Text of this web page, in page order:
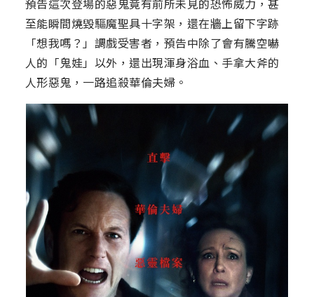
預告這次登場的惡鬼竟有前所未見的恐怖威力，甚
至能瞬間燒毀驅魔聖具十字架，還在牆上留下字跡
「想我嗎？」調戲受害者，預告中除了會有騰空嚇
人的「鬼娃」以外，還出現渾身浴血、手拿大斧的
人形惡鬼，一路追殺華倫夫婦。